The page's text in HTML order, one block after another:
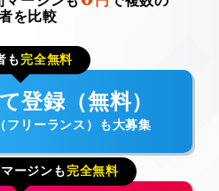
を比較
も 完全無料
登録（無料）
フリーランス）も大募集
ージンも 完全無料